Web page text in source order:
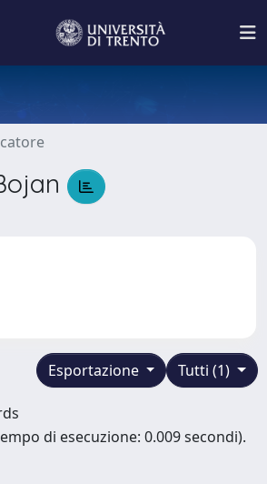
Tutti (1)
Esportazione
di esecuzione: 0.009 secondi).